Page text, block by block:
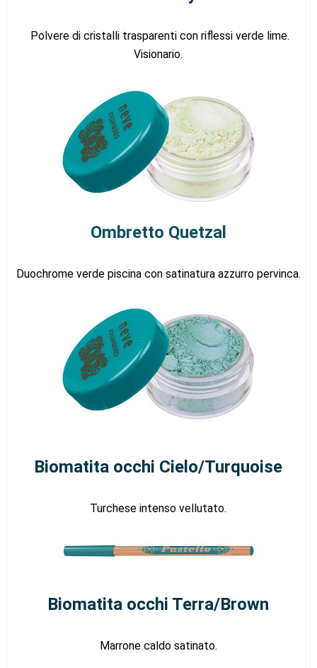
Polvere di cristalli trasparenti con riflessi verde lime.
Visionario.
Ombretto Quetzal
Duochrome verde piscina con satinatura azzurro pervinca.
Biomatita occhi Cielo/Turquoise
Turchese intenso vellutato.
Biomatita occhi Terra/Brown
Marrone caldo satinato.